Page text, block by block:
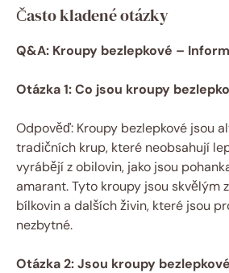
Často kladené otázky
Q&A: Kroupy bezlepkové –
Otázka 1: Co jsou kroupy
Odpověď: Kroupy bezlepkové jsou
tradičních krup, které neobsahují
vyrábějí z obilovin, jako jsou
amarant. Tyto kroupy jsou skvělým
bílkovin a dalších živin, které jsou
nezbytné.
Otázka 2: Jsou kroupy